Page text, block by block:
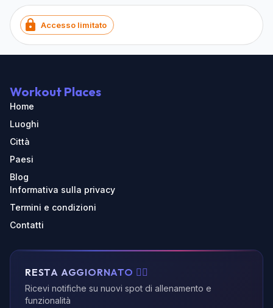
Accesso limitato
Workout Places
Home
Luoghi
Città
Paesi
Blog
Informativa sulla privacy
Termini e condizioni
Contatti
RESTA AGGIORNATO 🏃‍♂️
Ricevi notifiche su nuovi spot di allenamento e
funzionalità